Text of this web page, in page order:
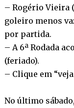
– Rogério Vieira
goleiro menos
por partida.
– A 6ª Rodada
(feriado).
– Clique em
No último